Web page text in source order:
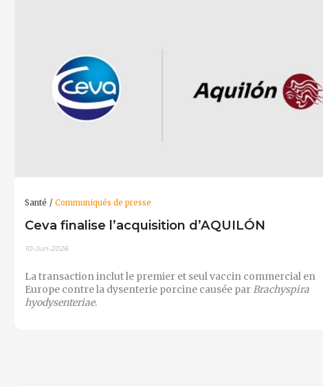
Santé Communiqués de presse
Ceva finalise l’acquisition d’AQUILÓN
10-Jun-2026
La transaction inclut le premier et seul vaccin commercial en
Europe contre la dysenterie porcine causée parBrachyspira
hyodysenteriae.